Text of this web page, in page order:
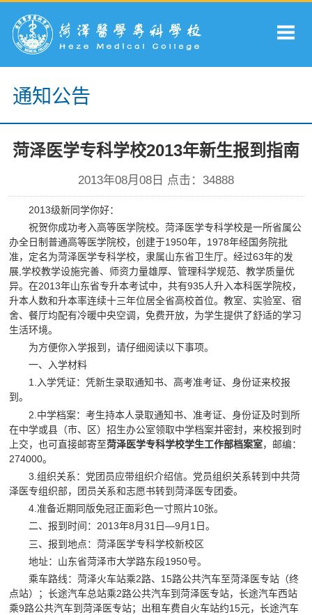
通知公告
菏泽医学专科学校2013年新生报到指南
2013年08月08日 点击： 34888
2013级新同学你好：
祝贺你成功考入高等医学院校。菏泽医学专科学校是一所省属公
办全日制普通高等医学院校，创建于1950年，1978年经国务院批
准，定名为菏泽医学专科学校，隶属山东省卫生厅。经过63年的发
展,学校教学设施完善、师资力量雄厚、管理科学规范、教学质量优
异。在2013年山东省专升本考试中，共有935人升入本科医学院校，
升本人数和升本率连续十三年位居全省高校首位。教室、实验室、宿
舍、餐厅均配有冷暖中央空调，免费开放，为学生提供了舒适的学习
生活环境。
为方便你入学报到，请仔细阅读以下事项。
一、入学材料
1.入学凭证：凭新生录取通知书、高考准考证、身份证来校报
到。
2.中学档案：考生持本人录取通知书、准考证、身份证及时到所
在中学或县（市、区）招生办公室领取中学档案并密封，来校报到时
上交，也可直接邮寄至菏泽医学专科学校学生工作部档案室，邮编：
274000。
3.组织关系：党团员应带组织介绍信。党员组织关系转到中共菏
泽医专组织部，团员关系和志愿书转到菏泽医专团委。
4.准备近期同版免冠正面彩色一寸照片10张。
二、报到时间：2013年8月31日—9月1日。
三、报到地点：菏泽医学专科学校新校区
地址：山东省菏泽市大学路东段1950号。
乘车路线：菏泽火车站乘2路、15路公共汽车至菏泽医专站（终
点站）；长途汽车总站乘2路公共汽车到菏泽医专站，长途汽车西站
乘9路公共汽车到菏泽医专站；出租车费自火车站约15元，长途汽车